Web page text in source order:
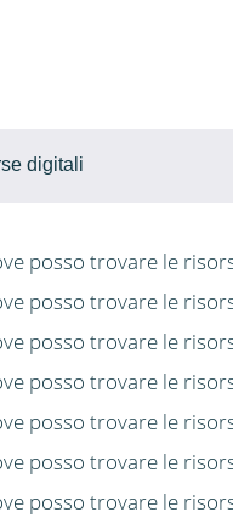
digitali
posso trovare le
posso trovare le
posso trovare le
posso trovare le
posso trovare le
posso trovare le
posso trovare le